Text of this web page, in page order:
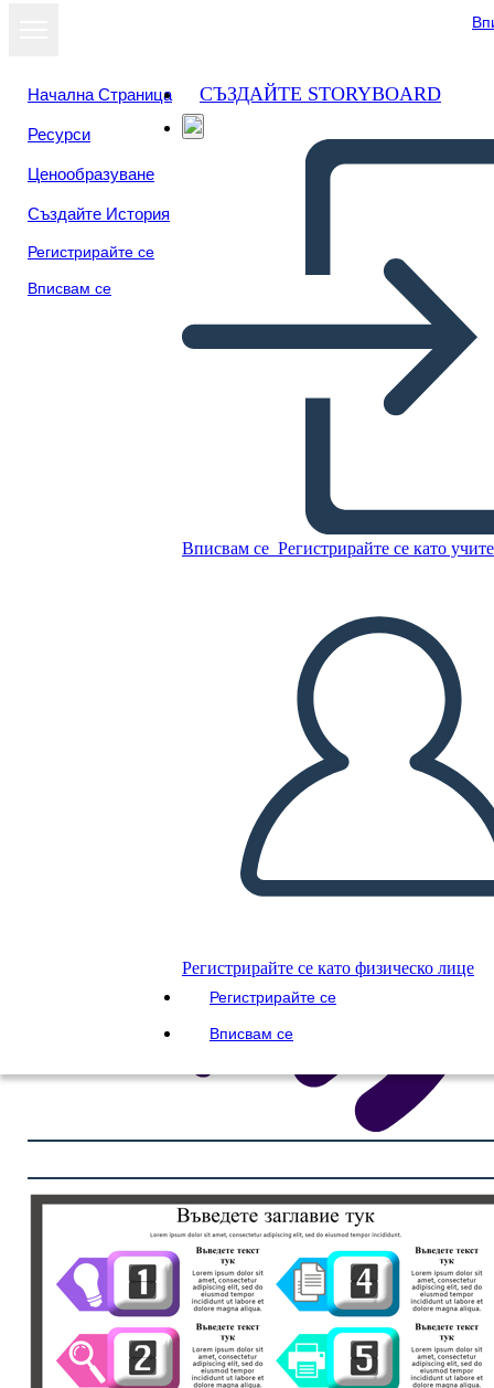
Начална Страница
Ресурси
Ценообразуване
Създайте История
Регистрирайте се
Вписвам се
СЪЗДАЙТЕ STORYBOARD
Вписвам се Регистрирайте се като
Регистрирайте се като физическо лице
Регистрирайте се
Вписвам се
ПУСКАНЕ НА СЛАЙДШОУ
ЧЕТИ МИ
Преглед като
слайдшоу